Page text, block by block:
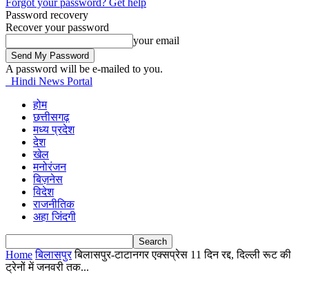
Forgot your password? Get help
Password recovery
Recover your password
your email
A password will be e-mailed to you.
Hindi News Portal
होम
छत्तीसगढ़
मध्य प्रदेश
देश
खेल
मनोरंजन
बिज़नेस
विदेश
राजनीतिक
अहा जिंदगी
Home बिलासपुर बिलासपुर-टाटानगर एक्सप्रेस 11 दिन रद्द, दिल्ली रूट की
ट्रेनों में जनवरी तक...